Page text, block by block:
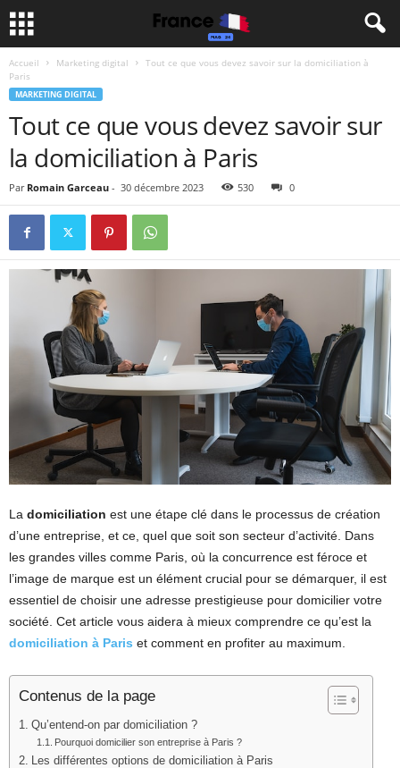
Accueil Marketing digital
Tout ce que vous devez savoir sur la domiciliation à
Paris
MARKETING DIGITAL
Tout ce que vous devez savoir sur
la domiciliation à Paris
Par Romain Garceau - 30 décembre 2023 530 0
La domiciliation est une étape clé dans le processus de création
d’une entreprise, et ce, quel que soit son secteur d’activité. Dans
les grandes villes comme Paris, où la concurrence est féroce et
l’image de marque est un élément crucial pour se démarquer, il est
essentiel de choisir une adresse prestigieuse pour domicilier votre
société. Cet article vous aidera à mieux comprendre ce qu’est la
domiciliation à Paris et comment en profiter au maximum.
Contenus de la page
Qu’entend-on par domiciliation ?
Pourquoi domicilier son entreprise à Paris ?
Les différentes options de domiciliation à Paris